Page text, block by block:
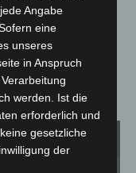
1von 2
Angabe
eine
unseres
in Anspruch
werden. Ist die
erforderlich und
gesetzliche
der